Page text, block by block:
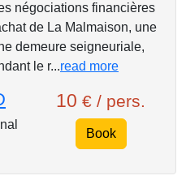
négociations financières
de La Malmaison, une
demeure seigneuriale,
le r...read more
10 € / pers.
Book